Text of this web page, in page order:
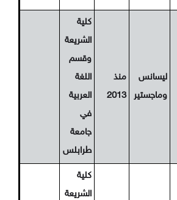
ليسانس
وماجستير
منذ
2013
كلية
الشريعة
وقسم
اللغة
العربية
في
جامعة
طرابلس
كلية
الشريعة